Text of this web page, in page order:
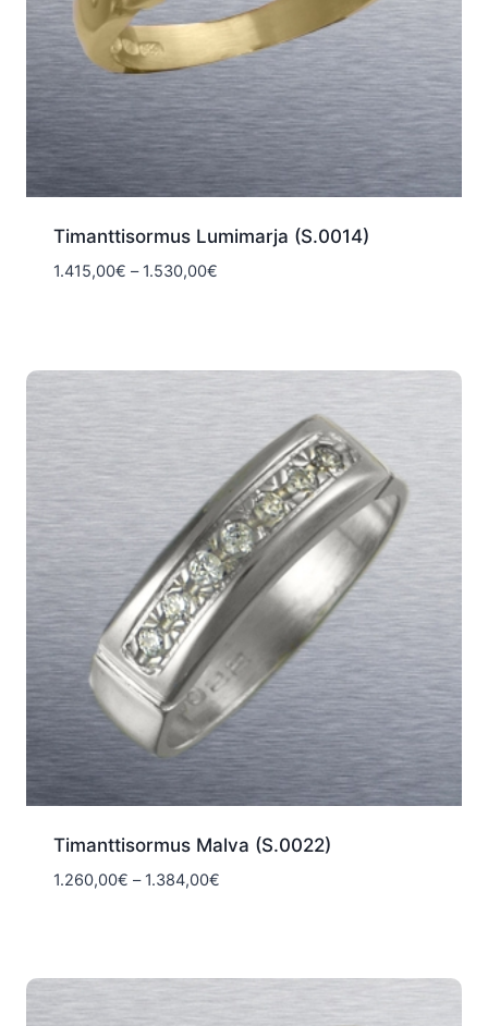
Timanttisormus Lumimarja (S.0014)
1.415,00€ – 1.530,00€Hintaluokka:
Timanttisormus Malva (S.0022)
1.260,00€ – 1.384,00€Hintaluokka: